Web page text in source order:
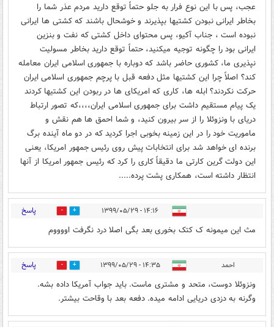
عجب، پس با این نوع فرار به جلو حتماً توقع دارید مردم عذر شما را
بخاطر ایرانی نبودن کشتیها بپذیرند و خوشحال باشند که کشتی ها ایرانی
نبوده است ، جناب آکیو، پس محتوای داخل کشتی که نفت و بنزین
ایرانی بود را چگونه توجیه میکنید، حتماً توقع دارید بخاطر مسولیت
نپذیری ما، کشوری حاضر باشد که دوباره با جمهوری اسلامی ایران معامله
کند؟ اصلاً چرا این کشتیها مثل دفعه قبل با پرچم جمهوری اسلامی ایران
حرکت نکردند؟ ابله ها، کاری که امریکای ها در ربودن این کشتیها کردند
یک پیام مستقیم داشت برای جمهوری اسلامی ایران،،،،که تصور ارتباط
دریای با ونزوئلا را از سر بیرون کنید، و شما احمق ها هم نقش و
ماموریت خود را در این زمینه بخوبی اجرا کردید که در دو ماه آینده برگ
برنده ای خواهد شد برای انتخابات پیش روی رئیس جمهور امریکا، یعنی
این دولت گرین کارتی ما دقیقاً کاری را کرد که رئیس جمهور امریکا از آنها
انتظار داشته است، همکاری پشت پرده.....
۱۴:۱۶ - ۱۳۹۹/۰۵/۲۹ 5 پاسخ
مث این میمونه ک کتک بخوری بعد بگی اصلا درد نگرفت اووووم
احمد ۱۴:۳۵ - ۱۳۹۹/۰۵/۲۹ 13 پاسخ
ونزوئلا دوست، متحد و مشتری ماست. باید جواب آمریکا داده بشه.
وگرنه به دزدی دریایی ادامه میده. دفعه بعد با وقاحت بیشتر.